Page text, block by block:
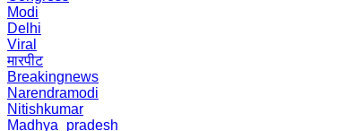
Modi
Delhi
Viral
मारपीट
Breakingnews
Narendramodi
Nitishkumar
Madhya_pradesh